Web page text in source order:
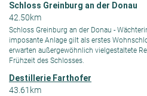
Schloss Greinburg an der Donau
42.50km
Schloss Greinburg an der Donau -
imposante Anlage gilt als erstes
erwarten außergewöhnlich vielgestaltete
Frühzeit des Schlosses.
Destillerie Farthofer
43.61km